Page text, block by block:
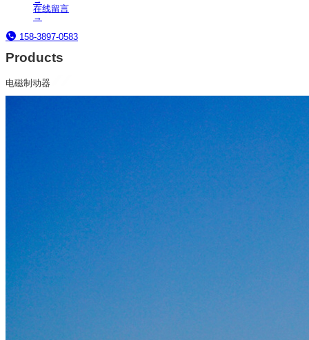
在线留言
→
158-3897-0583
Products
电磁制动器